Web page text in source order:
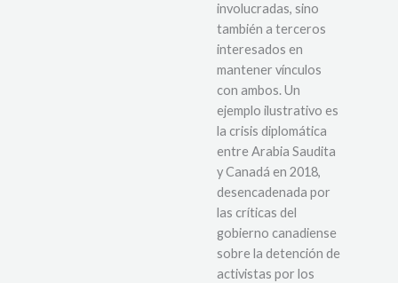
involucradas, sino
también a terceros
interesados en
mantener vínculos
con ambos. Un
ejemplo ilustrativo es
la crisis diplomática
entre Arabia Saudita
y Canadá en 2018,
desencadenada por
las críticas del
gobierno canadiense
sobre la detención de
activistas por los